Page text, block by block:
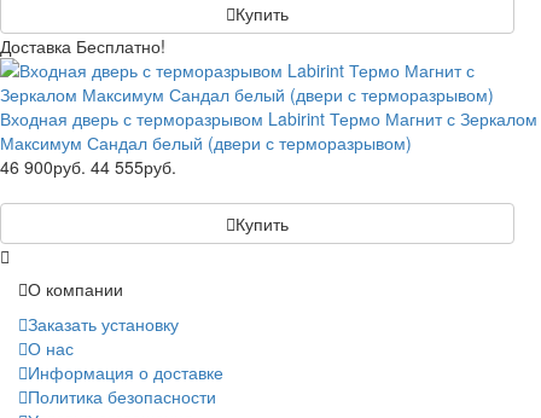
Купить
Доставка Бесплатно!
Входная дверь с терморазрывом Labirint Термо Магнит с Зеркалом
Максимум Сандал белый (двери с терморазрывом)
46 900руб. 44 555руб.
Купить
О компании
Заказать установку
О нас
Информация о доставке
Политика безопасности